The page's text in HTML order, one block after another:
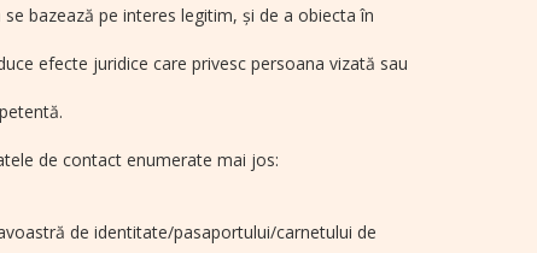
bazează pe interes legitim, și de a obiecta în
efecte juridice care privesc persoana vizată sau
de contact enumerate mai jos:
de identitate/pasaportului/carnetului de